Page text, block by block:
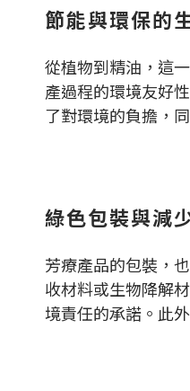
節能與環保的
從植物到精油，這
產過程的環境友好
了對環境的負擔，
綠色包裝與減
芳療產品的包裝，
收材料或生物降解
境責任的承諾。此